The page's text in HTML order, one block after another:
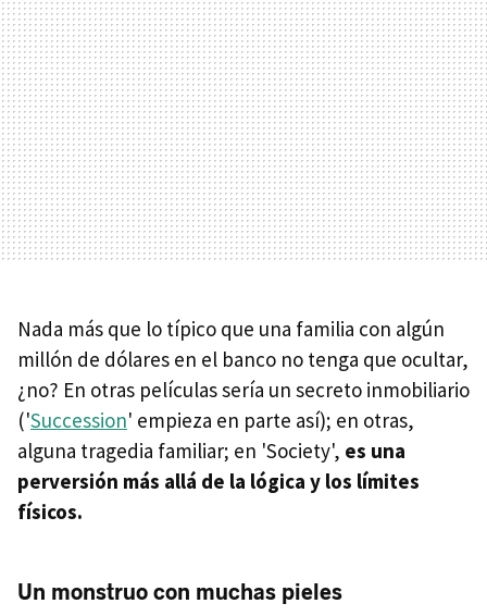
Nada más que lo típico que una familia con algún
millón de dólares en el banco no tenga que ocultar,
¿no? En otras películas sería un secreto inmobiliario
('Succession' empieza en parte así); en otras,
alguna tragedia familiar; en 'Society', es una
perversión más allá de la lógica y los límites
físicos.
Un monstruo con muchas pieles